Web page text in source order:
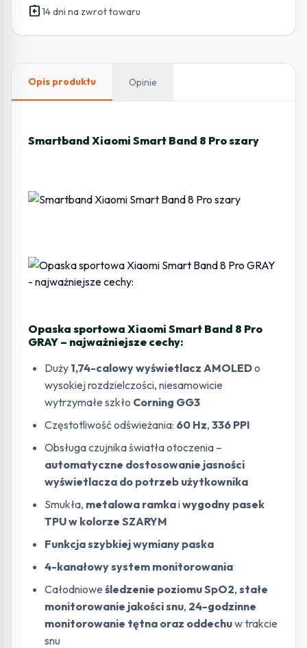
assignment_return14 dni na zwrot towaru
Opis produktu Opinie
Smartband Xiaomi Smart Band 8 Pro szary
Opaska sportowa Xiaomi Smart Band 8 Pro
GRAY – najważniejsze cechy:
Duży 1,74-calowy wyświetlacz AMOLEDo
wysokiej rozdzielczości, niesamowicie
wytrzymałe szkło Corning GG3
Częstotliwość odświeżania: 60 Hz, 336 PPI
Obsługa czujnika światła otoczenia –
automatyczne dostosowanie jasności
wyświetlacza do potrzeb użytkownika
Smukła, metalowa ramkaiwygodny pasek
TPU w kolorze SZARYM
Funkcja szybkiej wymiany paska
4-kanałowy system monitorowania
Całodniowe śledzenie poziomu SpO2, stałe
monitorowanie jakości snu, 24-godzinne
monitorowanie tętna oraz oddechuw trakcie
snu